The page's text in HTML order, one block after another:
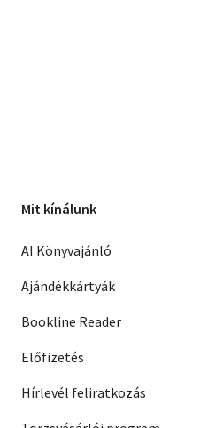
Mit kínálunk
AI Könyvajánló
Ajándékkártyák
Bookline Reader
Előfizetés
Hírlevél feliratkozás